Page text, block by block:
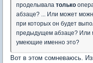
проделывала только
абзаце? ... Или может
при которых он будет
предыдущем абзаце? Или
умеющие именно это?
Вот в этом сомневаюсь.